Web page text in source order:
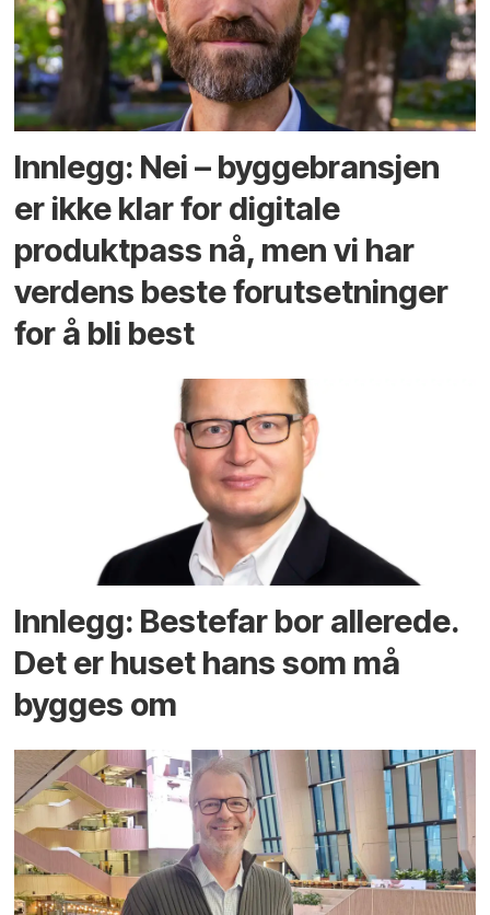
Innlegg: Nei – byggebransjen
er ikke klar for digitale
produktpass nå, men vi har
verdens beste forutsetninger
for å bli best
Innlegg: Bestefar bor allerede.
Det er huset hans som må
bygges om